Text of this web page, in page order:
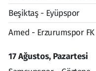
Beşiktaş - Eyüpspor
Amed - Erzurumspor FK
17 Ağustos, Pazartesi